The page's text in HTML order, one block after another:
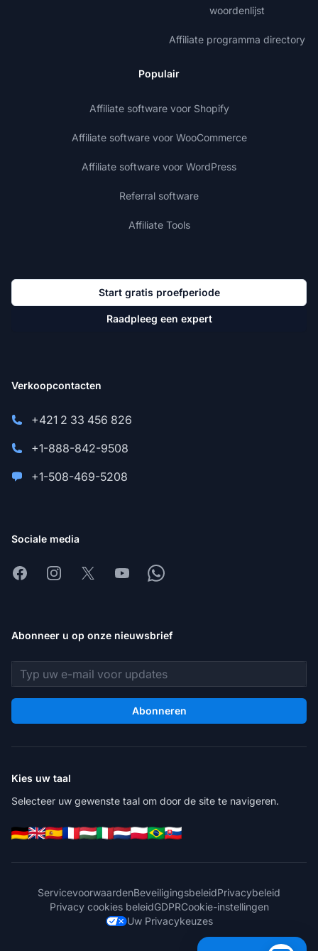
woordenlijst
Affiliate programma directory
Populair
Affiliate software voor Shopify
Affiliate software voor WooCommerce
Affiliate software voor WordPress
Referral software
Affiliate Tools
Start gratis proefperiode
Raadpleeg een expert
Verkoopcontacten
+421 2 33 456 826
+1-888-842-9508
+1-508-469-5208
Sociale media
FacebookInstagram
X YoutubeWhatsapp
Abonneer u op onze nieuwsbrief
E-mailadres
Abonneren
Kies uw taal
Selecteer uw gewenste taal om door de site te navigeren.
ServicevoorwaardenBeveiligingsbeleidPrivacybeleid
Privacy cookies beleidGDPRCookie-instellingen
Uw Privacykeuzes